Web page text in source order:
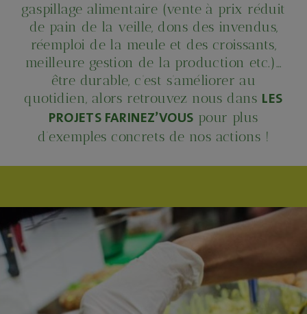
gaspillage alimentaire (vente à prix réduit
de pain de la veille, dons des invendus,
réemploi de la meule et des croissants,
meilleure gestion de la production etc.)…
être durable, c’est s’améliorer au
quotidien, alors retrouvez nous dans LES
PROJETS FARINEZ’VOUS pour plus
d’exemples concrets de nos actions !